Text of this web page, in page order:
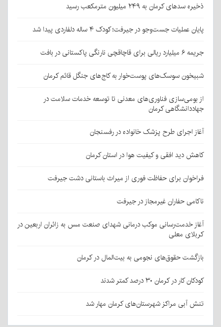
ذخیره سدهای کرمان به ۲۴۹ میلیون مترمکعب رسید
پایان عملیات جست‌وجو در جیرفت؛ کودک ۴ ساله دلفاردی پیدا شد
جریمه ۶ میلیارد ریالی برای قاچاقچی نارنگی پاکستانی در بافت
شبیخون سوسک‌های پوست‌خوار به کاج‌های جنگل قائم کرمان
از بومی‌سازی فناوری‌های معدنی تا توسعه خدمات سلامت در
جهاددانشگاهی کرمان
آغاز اجرای طرح پزشک خانواده در رفسنجان
کاهش دید افقی و کیفیت هوا در استان کرمان
فراخوان برای حفاظت فوری از میراث باستانی دشت جیرفت
ناکامی حفاران غیرمجاز در جیرفت
آغاز خدمت‌رسانی موکب درمانی شهدای صنعت مس به زائران اربعین در
کربلای معلی
بازگشت حقوق‌های نجومی به بیت‌المال در کرمان
کودکان کار در کرمان ۳۰ درصد کمتر شدند
تنش آبی مراکز شهرستان‌های کرمان مهار شد